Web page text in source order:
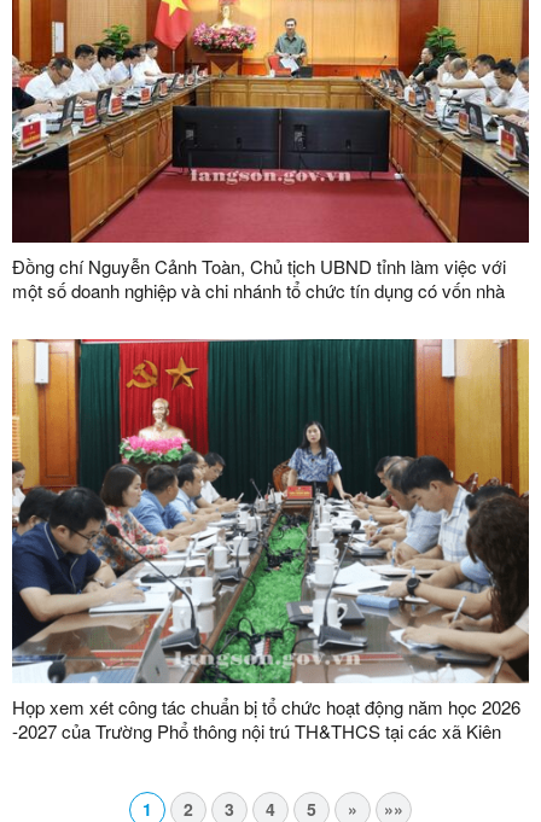
Đồng chí Nguyễn Cảnh Toàn, Chủ tịch UBND tỉnh làm việc với
một số doanh nghiệp và chi nhánh tổ chức tín dụng có vốn nhà
Họp xem xét công tác chuẩn bị tổ chức hoạt động năm học 2026
-2027 của Trường Phổ thông nội trú TH&THCS tại các xã Kiên
1 2 3 4 5 » »»